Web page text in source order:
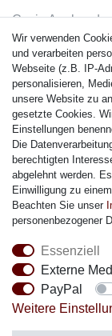
Casio Armband
Festina Armband
Citizen Armband
M. Lacroix
J. Lemans
Uhrenarmbänder
Sicherheit
Social Media
Zahlung
Wir verwenden
und verarbeiten
Webseite (z.B. IP-
personalisieren,
unsere Website zu
gesetzte Cookies.
Einstellungen
Die
berechtigten
abgelehnt werden.
Einwilligung zu
Beachten Sie unser
personenbezogener
Essenziell
Externe
PayPal
Weitere